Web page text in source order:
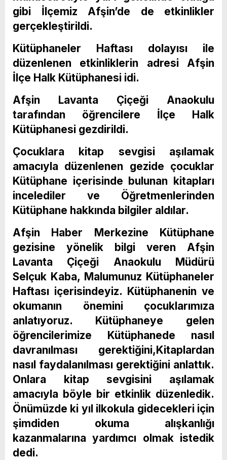
gibi İlçemiz Afşin’de de etkinlikler
gerçekleştirildi.
Kütüphaneler Haftası dolayısı ile
düzenlenen etkinliklerin adresi Afşin
İlçe Halk Kütüphanesi idi.
Afşin Lavanta Çiçeği Anaokulu
tarafından öğrencilere İlçe Halk
Kütüphanesi gezdirildi.
Çocuklara kitap sevgisi aşılamak
amacıyla düzenlenen gezide çocuklar
Kütüphane içerisinde bulunan kitapları
incelediler ve Öğretmenlerinden
Kütüphane hakkında bilgiler aldılar.
Afşin Haber Merkezine Kütüphane
gezisine yönelik bilgi veren Afşin
Lavanta Çiçeği Anaokulu Müdürü
Selçuk Kaba, Malumunuz Kütüphaneler
Haftası içerisindeyiz. Kütüphanenin ve
okumanın önemini çocuklarımıza
anlatıyoruz. Kütüphaneye gelen
öğrencilerimize Kütüphanede nasıl
davranılması gerektiğini,Kitaplardan
nasıl faydalanılması gerektiğini anlattık.
Onlara kitap sevgisini aşılamak
amacıyla böyle bir etkinlik düzenledik.
Önümüzde ki yıl ilkokula gidecekleri için
şimdiden okuma alışkanlığı
kazanmalarına yardımcı olmak istedik
dedi.